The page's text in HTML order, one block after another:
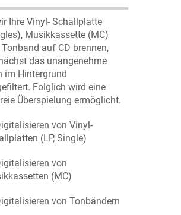
Ihre Vinyl- Schallplatte
Musikkassette (MC)
auf CD brennen,
das unangenehme
im Hintergrund
Folglich wird eine
Überspielung ermöglicht.
von Vinyl-
(LP, Single)
von
(MC)
von Tonbändern